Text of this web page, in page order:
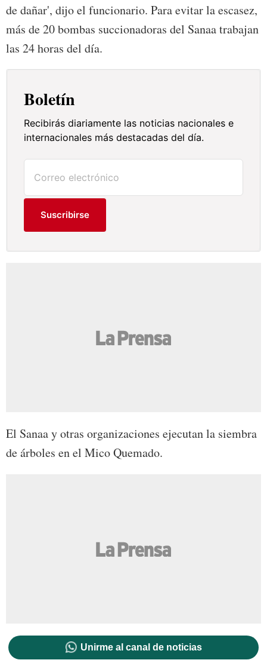
de dañar', dijo el funcionario. Para evitar la escasez,
más de 20 bombas succionadoras del Sanaa trabajan
las 24 horas del día.
Boletín
Recibirás diariamente las noticias nacionales e
internacionales más destacadas del día.
Suscribirse
El Sanaa y otras organizaciones ejecutan la siembra
de árboles en el Mico Quemado.
Unirme al canal de noticias